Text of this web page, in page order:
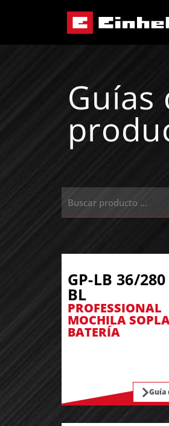
Guías
GP-LB 36/
BL
PROFESSIONAL
MOCHILA
BATERÍA
Guía